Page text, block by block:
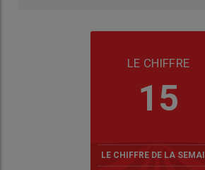
LE CHIFFRE
15
LE CHIFFRE DE LA